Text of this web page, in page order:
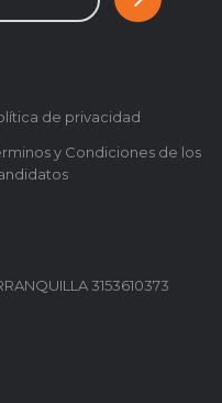
de privacidad
y Condiciones de los
3153610373